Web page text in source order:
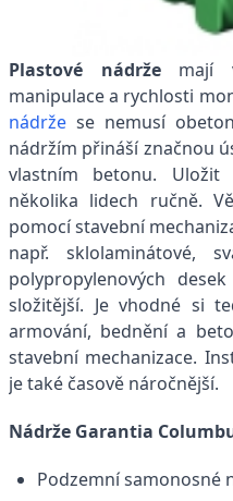
Plastové nádržemají
manipulace a rychlosti
nádrže se nemusí
nádržím přináší značnou
vlastním betonu.
několika lidech ručně.
pomocí stavební
např. sklolaminátové,
polypropylenových
složitější. Je vhodné si
armování, bednění a
stavební mechanizace.
je také časově náročnější.
Nádrže Garantia
Podzemní samonosné